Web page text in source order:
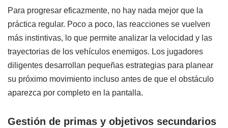
Para progresar eficazmente, no hay nada mejor que la
práctica regular. Poco a poco, las reacciones se vuelven
más instintivas, lo que permite analizar la velocidad y las
trayectorias de los vehículos enemigos. Los jugadores
diligentes desarrollan pequeñas estrategias para planear
su próximo movimiento incluso antes de que el obstáculo
aparezca por completo en la pantalla.
Gestión de primas y objetivos secundarios